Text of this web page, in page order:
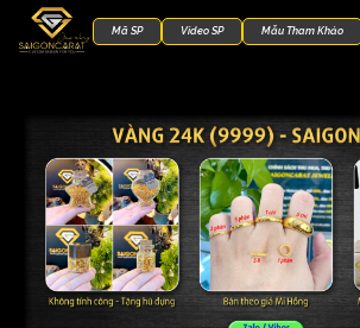
Mã SP Video SP Mẫu Tham Khảo